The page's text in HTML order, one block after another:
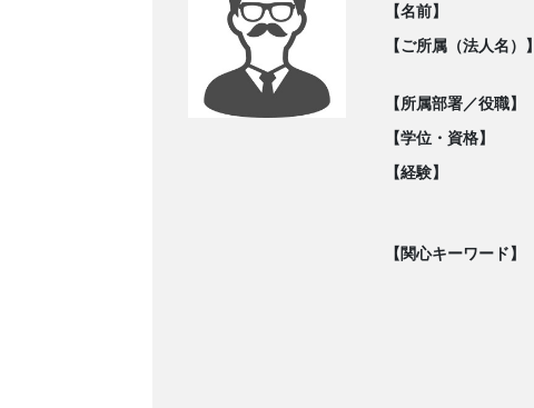
【名前】
【ご所属（法人名）】
【所属部署／役職】
【学位・資格】
【経験】
【関心キーワード】